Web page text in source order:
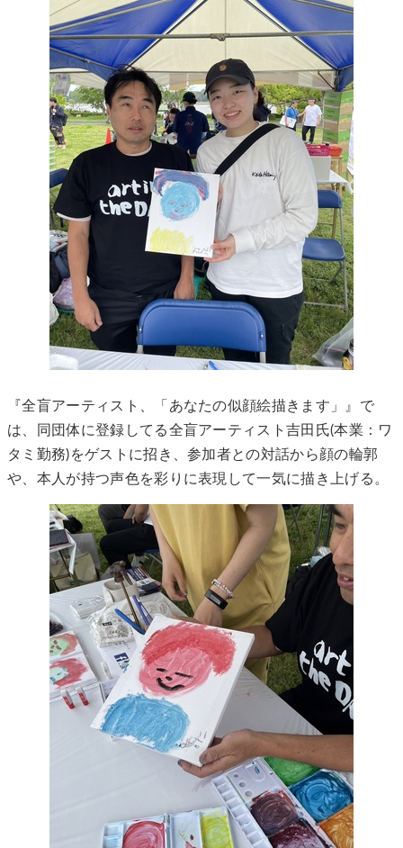
『全盲アーティスト、「あなたの似顔絵描きます」』で
は、同団体に登録してる全盲アーティスト吉田氏(本業：ワ
タミ勤務)をゲストに招き、参加者との対話から顔の輪郭
や、本人が持つ声色を彩りに表現して一気に描き上げる。